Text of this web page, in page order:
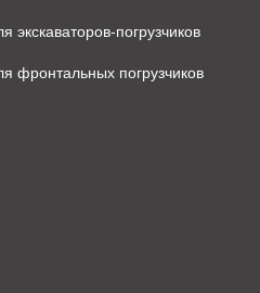
погрузчиков
фронтальных погрузчиков